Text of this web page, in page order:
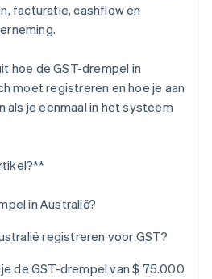
facturatie, cashflow en
hoe de GST-drempel in
moet registreren en hoe je aan
als je eenmaal in het systeem
in Australië?
registreren voor GST?
de GST-drempel van $ 75.000